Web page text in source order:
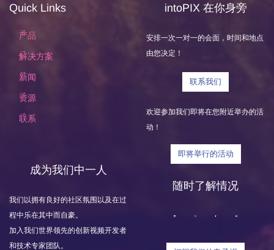
Quick Links
产品
解决方案
新闻
资源
联系
intoPIX 在你身旁
安排一次一对一的会面，时间和地点
由您决定！
联系我们
欢迎参加我们即将在您附近举办的活
动！
即将举行的活动
成为我们中一人
我们以拥有良好的社区氛围以及在过
程中乐在其中而自豪。
加入我们世界领先的创新视频开发者
和技术专家团队。
随时了解情况